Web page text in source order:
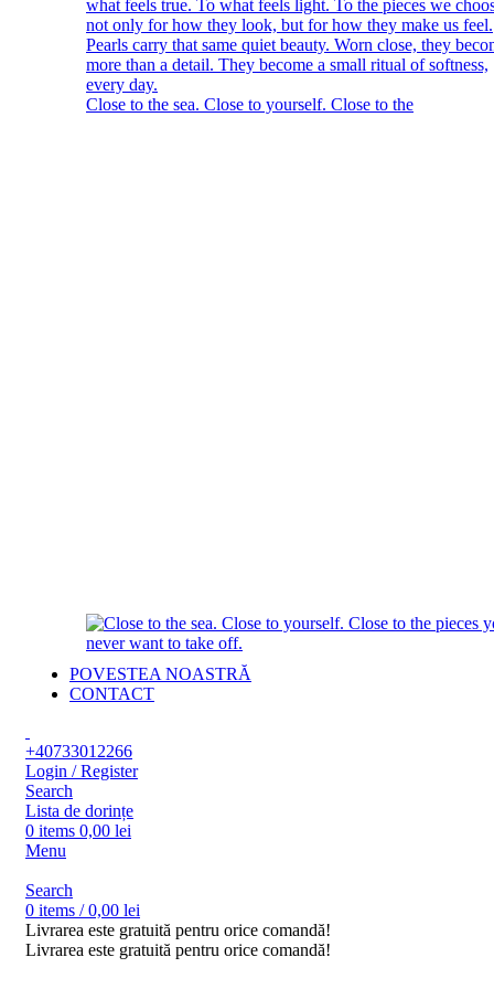
Close to the sea. Close to yourself. Close to the
POVESTEA NOASTRĂ
CONTACT
+40733012266
Login / Register
Search
Lista de dorințe
0 items 0,00 lei
Menu
Search
0 items / 0,00 lei
Livrarea este gratuită pentru orice comandă!
Livrarea este gratuită pentru orice comandă!